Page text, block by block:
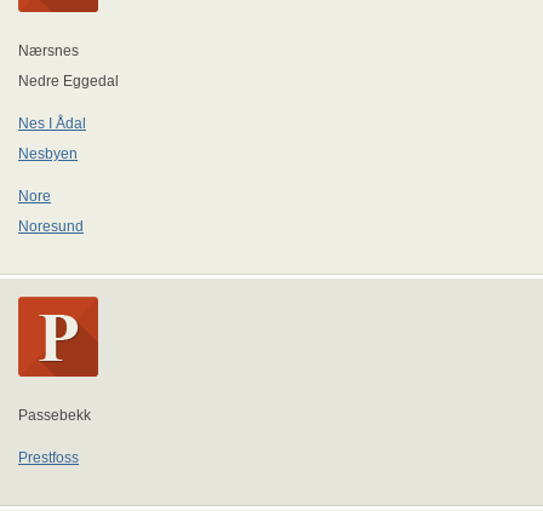
Nærsnes
Nedre Eggedal
Nes I Ådal
Nesbyen
Nore
Noresund
Passebekk
Prestfoss